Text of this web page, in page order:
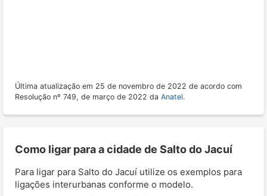
Última atualização em 25 de novembro de 2022 de acordo com
Resolução nº 749, de março de 2022 da Anatel.
Como ligar para a cidade de Salto do Jacuí
Para ligar para Salto do Jacuí utilize os exemplos para
ligações interurbanas conforme o modelo.